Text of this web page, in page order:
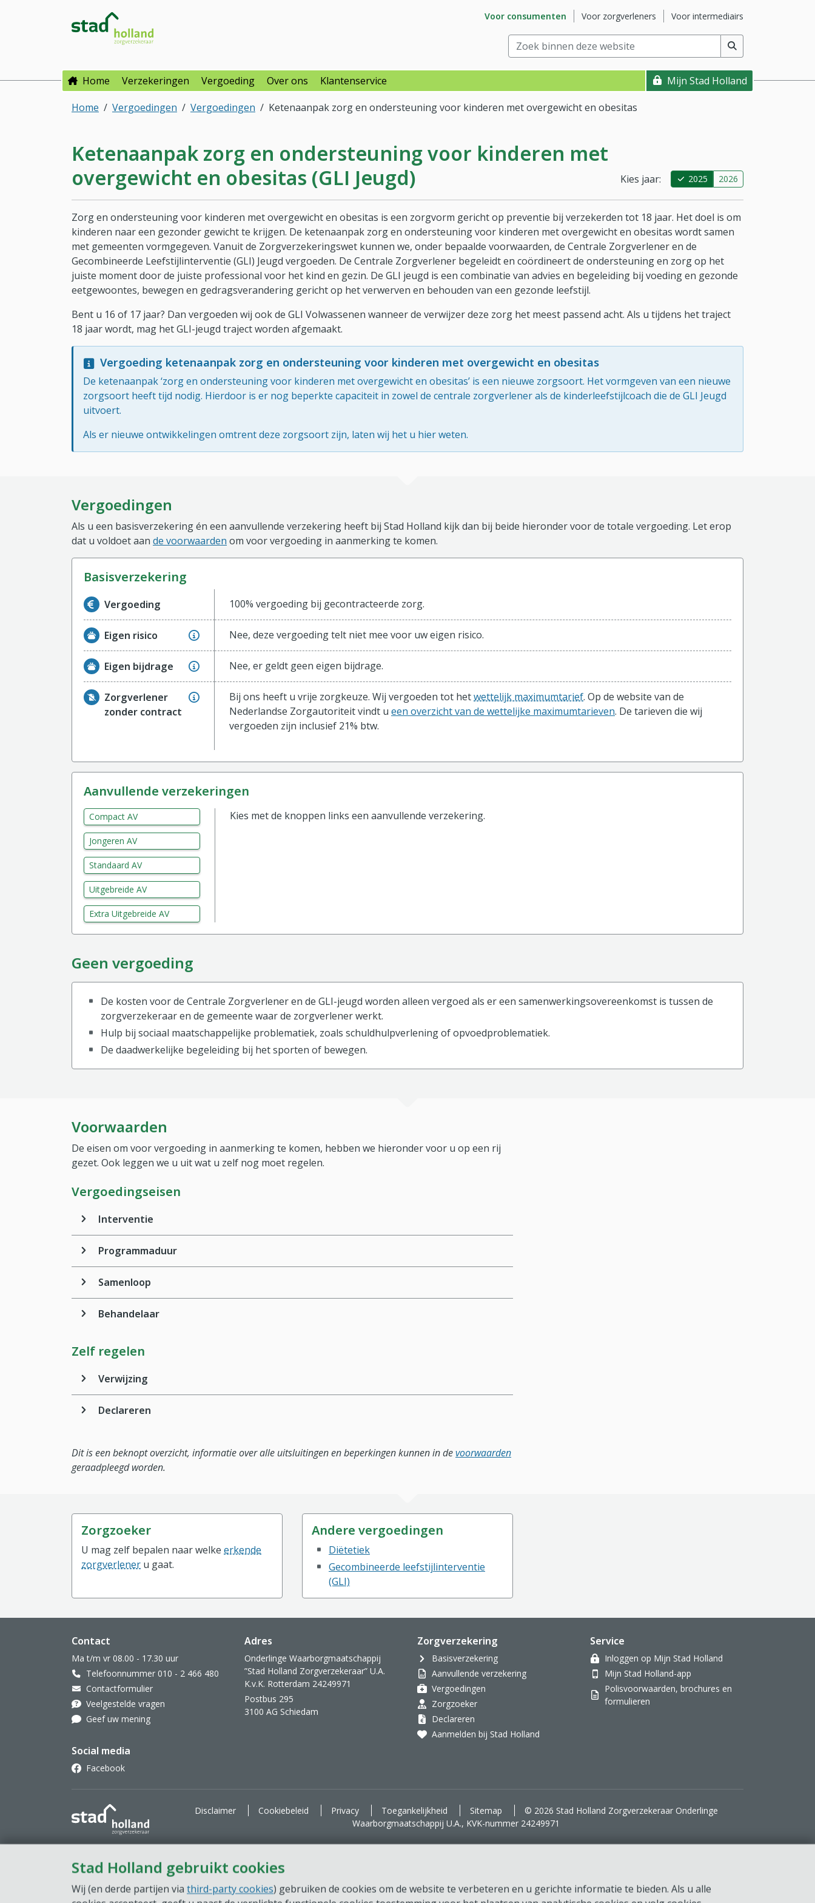
Stad Holland gebruikt cookies
Wij (en derde partijen via third-party cookies) gebruiken de cookies om de website te verbeteren en u gerichte informatie te bieden. Als u alle
Direct naar hoofdinhoud
Direct naar hoofdmenu Ga naar subsite
Voor consumenten Ga naar subsite
Voor zorgverleners Ga naar subsite
Voor intermediairs
Zoek binnen deze website(min. 2 tekens)
Home Verzekeringen Vergoeding Over ons Klantenservice
Mijn Stad Holland
Home
Vergoedingen Vergoedingen Ketenaanpak zorg en ondersteuning voor kinderen met overgewicht en obesitas
Ketenaanpak zorg en ondersteuning voor kinderen met
overgewicht en obesitas (GLI Jeugd)
Kies jaar: 2025 2026
Zorg en ondersteuning voor kinderen met overgewicht en obesitas is een zorgvorm gericht op preventie bij verzekerden tot 18 jaar. Het doel is om
kinderen naar een gezonder gewicht te krijgen. De ketenaanpak zorg en ondersteuning voor kinderen met overgewicht en obesitas wordt samen
met gemeenten vormgegeven. Vanuit de Zorgverzekeringswet kunnen we, onder bepaalde voorwaarden, de Centrale Zorgverlener en de
Gecombineerde Leefstijlinterventie (GLI) Jeugd vergoeden. De Centrale Zorgverlener begeleidt en coördineert de ondersteuning en zorg op het
juiste moment door de juiste professional voor het kind en gezin. De GLI jeugd is een combinatie van advies en begeleiding bij voeding en gezonde
eetgewoontes, bewegen en gedragsverandering gericht op het verwerven en behouden van een gezonde leefstijl.
Bent u 16 of 17 jaar? Dan vergoeden wij ook de GLI Volwassenen wanneer de verwijzer deze zorg het meest passend acht. Als u tijdens het traject
18 jaar wordt, mag het GLI-jeugd traject worden afgemaakt.
Vergoeding ketenaanpak zorg en ondersteuning voor kinderen met overgewicht en obesitas
De ketenaanpak ‘zorg en ondersteuning voor kinderen met overgewicht en obesitas’ is een nieuwe zorgsoort. Het vormgeven van een nieuwe
zorgsoort heeft tijd nodig. Hierdoor is er nog beperkte capaciteit in zowel de centrale zorgverlener als de kinderleefstijlcoach die de GLI Jeugd
uitvoert.
Als er nieuwe ontwikkelingen omtrent deze zorgsoort zijn, laten wij het u hier weten.
Vergoedingen
Als u een basisverzekering én een aanvullende verzekering heeft bij Stad Holland kijk dan bij beide hieronder voor de totale vergoeding. Let erop
dat u voldoet aan de voorwaarden om voor vergoeding in aanmerking te komen.
basisverzekering
Informatie over de vergoeding van de basisverzekering
Vergoeding 100% vergoeding bij gecontracteerde zorg.
Eigen risico Nee, deze vergoeding telt niet mee voor uw eigen risico.
Eigen bijdrage Nee, er geldt geen eigen bijdrage.
Zorgverlener
zonder contract
Bij ons heeft u vrije zorgkeuze. Wij vergoeden tot hetwettelijk maximumtarief. Op de website van de
Nederlandse Zorgautoriteit vindt u een overzicht van de wettelijke maximumtarieven. De tarieven die wij
vergoeden zijn inclusief 21% btw.
aanvullende verzekeringen
Compact AV
Jongeren AV
Standaard AV
Uitgebreide AV
Extra Uitgebreide AV
Kies met de knoppen links een aanvullende verzekering.
Geen vergoeding
De kosten voor de Centrale Zorgverlener en de GLI-jeugd worden alleen vergoed als er een samenwerkingsovereenkomst is tussen de
zorgverzekeraar en de gemeente waar de zorgverlener werkt.
Hulp bij sociaal maatschappelijke problematiek, zoals schuldhulpverlening of opvoedproblematiek.
De daadwerkelijke begeleiding bij het sporten of bewegen.
Voorwaarden
De eisen om voor vergoeding in aanmerking te komen, hebben we hieronder voor u op een rij
gezet. Ook leggen we u uit wat u zelf nog moet regelen.
Vergoedingseisen
Interventie
Programmaduur
Samenloop
Behandelaar
Zelf regelen
Verwijzing
Declareren
Dit is een beknopt overzicht, informatie over alle uitsluitingen en beperkingen kunnen in devoorwaarden
geraadpleegd worden.
Zorgzoeker
U mag zelf bepalen naar welke erkende
zorgverlener u gaat.
Andere vergoedingen
Diëtetiek
Gecombineerde leefstijlinterventie
(GLI)
Website footer
Contact
Ma t/m vr 08.00 - 17.30 uur
Telefoonnummer 010 - 2 466 480
Contactformulier
Veelgestelde vragen
Geef uw mening
Social media
Facebook
Adres
Onderlinge Waarborgmaatschappij
”Stad Holland Zorgverzekeraar” U.A.
K.v.K. Rotterdam 24249971
Postbus 295
3100 AG Schiedam
Zorgverzekering
Basisverzekering
Aanvullende verzekering
Vergoedingen
Zorgzoeker
Declareren
Aanmelden bij Stad Holland
Service
Inloggen op Mijn Stad Holland
Mijn Stad Holland-app
Polisvoorwaarden, brochures en
formulieren
Stad Holland Zorgverzekeraar
Disclaimer Cookiebeleid Privacy Toegankelijkheid Sitemap
© 2026 Stad Holland Zorgverzekeraar Onderlinge
Waarborgmaatschappij U.A., KVK-nummer 24249971